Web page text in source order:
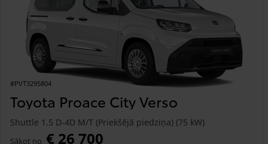
#PVT3295804
Toyota Proace City Verso
Shuttle 1.5 D-4D M/T (Priekšējā piedziņa) (75 kW)
Sākot no € 26 700